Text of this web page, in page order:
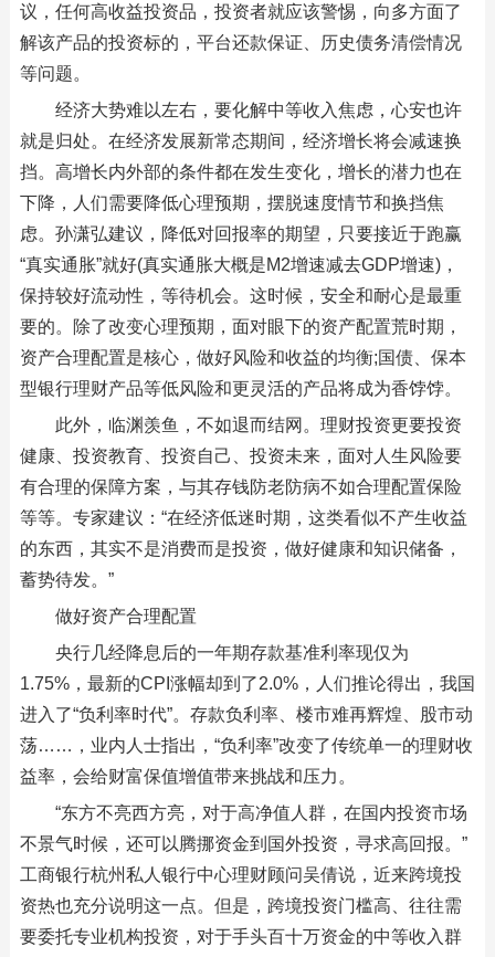
议，任何高收益投资品，投资者就应该警惕，向多方面了
解该产品的投资标的，平台还款保证、历史债务清偿情况
等问题。
经济大势难以左右，要化解中等收入焦虑，心安也许
就是归处。在经济发展新常态期间，经济增长将会减速换
挡。高增长内外部的条件都在发生变化，增长的潜力也在
下降，人们需要降低心理预期，摆脱速度情节和换挡焦
虑。孙潇弘建议，降低对回报率的期望，只要接近于跑赢
“真实通胀”就好(真实通胀大概是M2增速减去GDP增速)，
保持较好流动性，等待机会。这时候，安全和耐心是最重
要的。除了改变心理预期，面对眼下的资产配置荒时期，
资产合理配置是核心，做好风险和收益的均衡;国债、保本
型银行理财产品等低风险和更灵活的产品将成为香饽饽。
此外，临渊羡鱼，不如退而结网。理财投资更要投资
健康、投资教育、投资自己、投资未来，面对人生风险要
有合理的保障方案，与其存钱防老防病不如合理配置保险
等等。专家建议：“在经济低迷时期，这类看似不产生收益
的东西，其实不是消费而是投资，做好健康和知识储备，
蓄势待发。”
做好资产合理配置
央行几经降息后的一年期存款基准利率现仅为
1.75%，最新的CPI涨幅却到了2.0%，人们推论得出，我国
进入了“负利率时代”。存款负利率、楼市难再辉煌、股市动
荡……，业内人士指出，“负利率”改变了传统单一的理财收
益率，会给财富保值增值带来挑战和压力。
“东方不亮西方亮，对于高净值人群，在国内投资市场
不景气时候，还可以腾挪资金到国外投资，寻求高回报。”
工商银行杭州私人银行中心理财顾问吴倩说，近来跨境投
资热也充分说明这一点。但是，跨境投资门槛高、往往需
要委托专业机构投资，对于手头百十万资金的中等收入群